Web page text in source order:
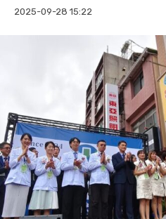
2025-09-28 15:22